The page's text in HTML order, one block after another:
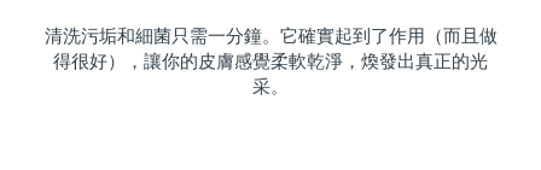
清洗污垢和細菌只需一分鐘。它確實起到了作用（而且做
得很好），讓你的皮膚感覺柔軟乾淨，煥發出真正的光
采。